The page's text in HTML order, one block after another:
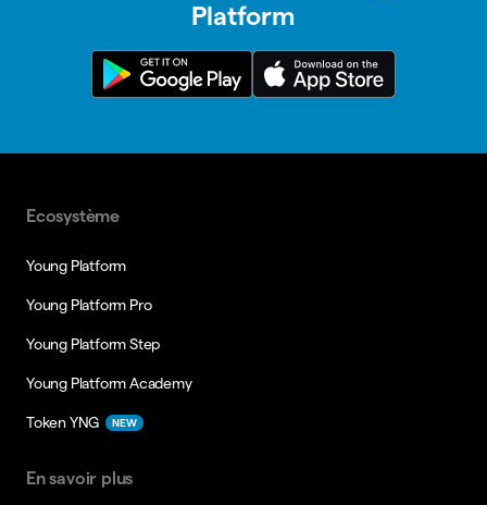
Platform
Ecosystème
Young Platform
Young Platform Pro
Young Platform Step
Young Platform Academy
Token YNG NEW
En savoir plus